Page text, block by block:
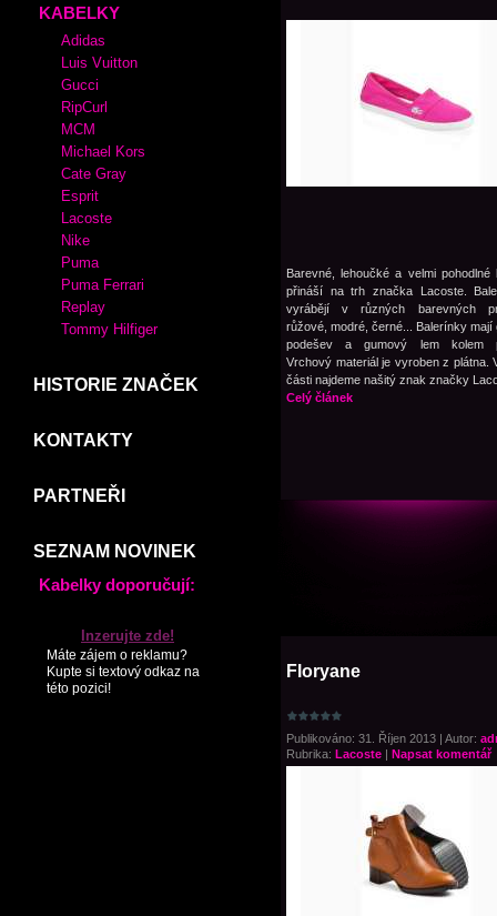
Barevné, lehoučké a velmi pohodlné
přináší na trh značka Lacoste.
vyrábějí v různých barevných
růžové, modré, černé... Balerínky mají
podešev a gumový lem kolem
Vrchový materiál je vyroben z plátna.
části najdeme našitý znak značky
Celý článek
Floryane
Publikováno: 31. Říjen 2013 | Autor:
Rubrika: Lacoste | Napsat komentář
KABELKY
Adidas
Luis Vuitton
Gucci
RipCurl
MCM
Michael Kors
Cate Gray
Esprit
Lacoste
Nike
Puma
Puma Ferrari
Replay
Tommy Hilfiger
HISTORIE ZNAČEK
KONTAKTY
PARTNEŘI
SEZNAM NOVINEK
Kabelky doporučují:
Inzerujte zde!
Máte zájem o reklamu?
Kupte si textový odkaz na
této pozici!